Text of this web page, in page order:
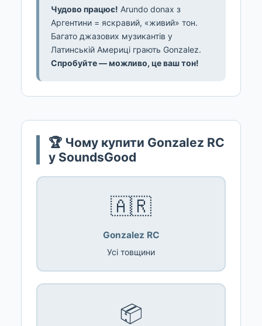
Чудово працює! Arundo donax з
Аргентини = яскравий, «живий» тон.
Багато джазових музикантів у
Латинській Америці грають Gonzalez.
Спробуйте — можливо, це ваш тон!
🏆 Чому купити Gonzalez RC
у SoundsGood
🇦🇷
Gonzalez RC
Усі товщини
📦